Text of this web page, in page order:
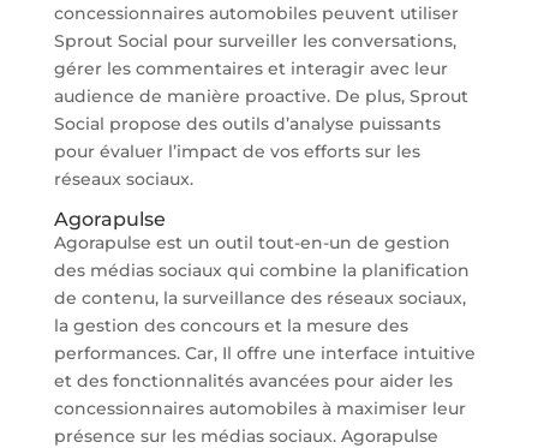
concessionnaires automobiles peuvent utiliser
Sprout Social pour surveiller les conversations,
gérer les commentaires et interagir avec leur
audience de manière proactive. De plus, Sprout
Social propose des outils d’analyse puissants
pour évaluer l’impact de vos efforts sur les
réseaux sociaux.
Agorapulse
Agorapulse est un outil tout-en-un de gestion
des médias sociaux qui combine la planification
de contenu, la surveillance des réseaux sociaux,
la gestion des concours et la mesure des
performances. Car, Il offre une interface intuitive
et des fonctionnalités avancées pour aider les
concessionnaires automobiles à maximiser leur
présence sur les médias sociaux. Agorapulse